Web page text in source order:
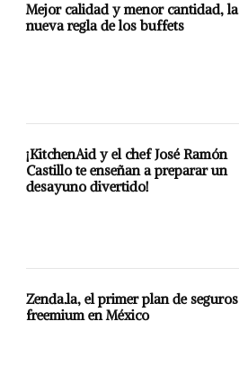
Mejor calidad y menor cantidad, la
nueva regla de los buffets
¡KitchenAid y el chef José Ramón
Castillo te enseñan a preparar un
desayuno divertido!
Zenda.la, el primer plan de seguros
freemium en México